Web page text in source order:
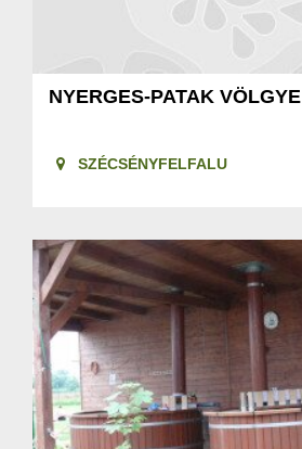
NYERGES-PATAK VÖLGYE
SZÉCSÉNYFELFALU